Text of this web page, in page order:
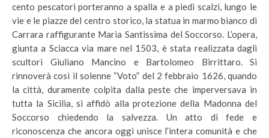
cento pescatori porteranno a spalla e a piedi scalzi, lungo le
vie e le piazze del centro storico, la statua in marmo bianco di
Carrara raffigurante Maria Santissima del Soccorso. L’opera,
giunta a Sciacca via mare nel 1503, è stata realizzata dagli
scultori Giuliano Mancino e Bartolomeo Birrittaro. Si
rinnoverà così il solenne “Voto” del 2 febbraio 1626, quando
la città, duramente colpita dalla peste che imperversava in
tutta la Sicilia, si affidò alla protezione della Madonna del
Soccorso chiedendo la salvezza. Un atto di fede e
riconoscenza che ancora oggi unisce l’intera comunità e che